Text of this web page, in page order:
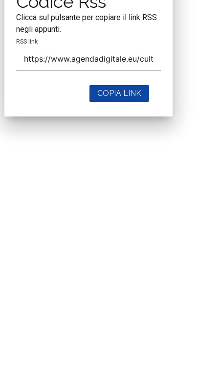
Clicca sul pulsante per copiare il link RSS
negli appunti.
RSS link
COPIA LINK